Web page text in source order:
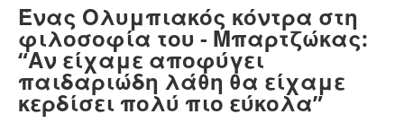
Ένας Ολυμπιακός κόντρα στη
φιλοσοφία του - Μπαρτζώκας:
“Αν είχαμε αποφύγει
παιδαριώδη λάθη θα είχαμε
κερδίσει πολύ πιο εύκολα”